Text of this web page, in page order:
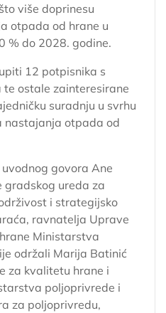
više doprinesu
otpada od hrane u
% do 2028. godine.
12 potpisnika s
ostale zainteresirane
suradnju u svrhu
nastajanja otpada od
govora Ane
gradskog ureda za
i strategijsko
ravnatelja Uprave
Ministarstva
održali Marija Batinić
za kvalitetu hrane i
poljoprivrede i
za poljoprivredu,